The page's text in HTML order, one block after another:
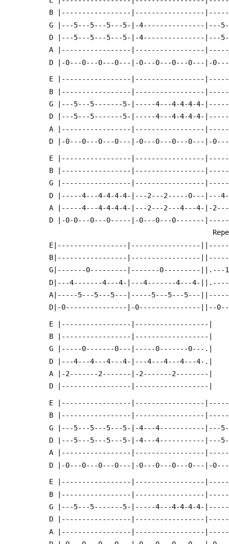
B |-----------------|-----------------
G |---5---5---5---5-|-4---------------|---
D |---5---5---5---5-|-4---------------|---
A |-----------------|-----------------
D |-0---0---0---0---|-0---0---0---0---|-
E |-----------------|-----------------
B |-----------------|-----------------
G |---5---5-------5-|-----4---4-4-4-4-|-----
D |---5---5-------5-|-----4---4-4-4-4-|-----
A |-----------------|-----------------
D |-0---0---0---0---|-0---0---0---0---|-
E |-----------------|-----------------
B |-----------------|-----------------
G |-----------------|-----------------|-----
D |-----4---4-4-4-4-|---2---2-----0---|---
A |-----4---4-4-4-4-|---2---2---4---4-|-
D |-0-0---0---0-----|-0---0---0-------
E|-----------------|-----------------
B|-----------------|-----------------
G|-------0---------|-------0---------||.---
D|---4-------4---4-|---4-------4---4-
A|-----5---5---5---|-----5---5---5---
D|-0---------------|-0---------------||--
E |-----------------|------------------|
B |-----------------|------------------|
G |-----0-------0---|-----0-------0---.|
D |---4---4---4---4-|---4---4---4---4-.|
A |-2-------2-------|-2-------2--------|
D |-----------------|------------------|
E |-----------------|-----------------
B |-----------------|-----------------
G |---5---5---5---5-|-4---4-----------|---
D |---5---5---5---5-|-4---4-----------|---
A |-----------------|-----------------
D |-0---0---0---0---|-0---0---0---0---|-
E |-----------------|-----------------
B |-----------------|-----------------
G |---5---5-------5-|-----4---4-4-4-4-
D |-----------------|-----------------
A |-----------------|-----------------